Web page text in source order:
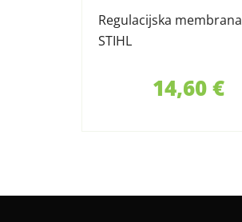
Regulacijska membrana
STIHL
14,60 €